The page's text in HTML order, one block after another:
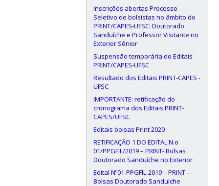
Inscrições abertas Processo
Seletivo de bolsistas no âmbito do
PRINT/CAPES-UFSC: Doutorado
Sanduíche e Professor Visitante no
Exterior Sênior
Suspensão temporária do Editais
PRINT/CAPES-UFSC
Resultado dos Editais PRINT-CAPES -
UFSC
IMPORTANTE: retificação do
cronograma dos Editais PRINT-
CAPES/UFSC
Editais bolsas Print 2020
RETIFICAÇÃO 1 DO EDITAL N.o
01/PPGFIL/2019 – PRINT- Bolsas
Doutorado Sanduíche no Exterior
Edital Nº01-PPGFIL-2019 – PRINT –
Bolsas Doutorado Sanduíche